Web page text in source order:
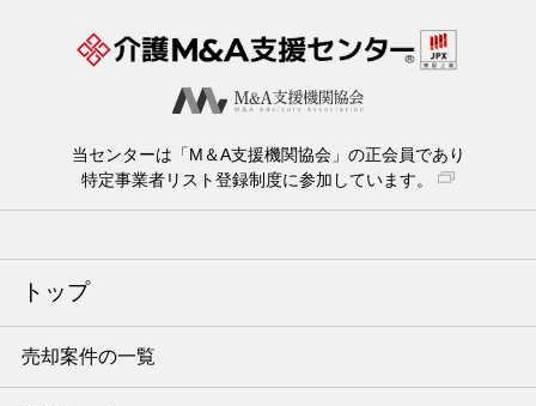
当センターは「M＆A支援機関協会」の正会員であり
特定事業者リスト登録制度に参加しています。
トップ
売却案件の一覧